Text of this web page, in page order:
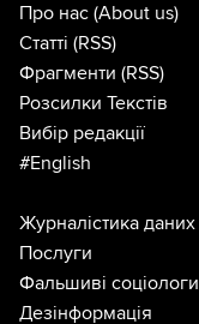
Про нас (About us)
Статті (RSS)
Фрагменти (RSS)
Розсилки Текстів
Вибір редакції
#English
Журналістика даних
Послуги
Фальшиві соціологи
Дезінформація